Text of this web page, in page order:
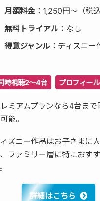
月額料金 ：1,250円〜（税込
無料トライアル ：なし
得意ジャンル ：ディスニー
時視聴2〜4台 プロフィー
ミアムプランなら4台まで
能。
ズニー作品はお子さまに
ファミリー層に特におす
詳細はこちら